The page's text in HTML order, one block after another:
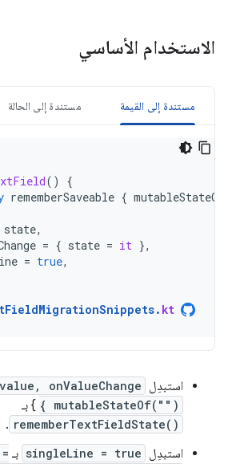
الاستخدام الأساسي
مستندة إلى القيمة مستندة إلى الحالة
()
{
rememberSaveable { mutableStateOf
state,
= { state = it },
= true,
. kt
استبدِل value, onValueChange
{ mutableStateOf("") } بـ
rememberTextFieldState()
.
استبدِل singleLine = true بـ